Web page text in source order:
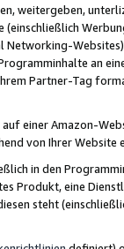
weitergeben,
(einschließlich
an
Partner-Tag
einer Amazon-
von Ihrer
in den
Produkt, eine
steht